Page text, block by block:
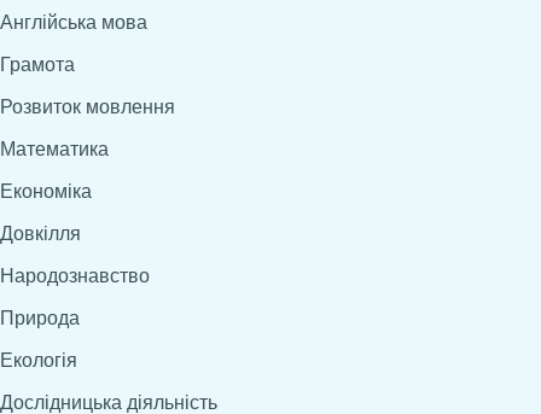
Англійська мова
Грамота
Розвиток мовлення
Математика
Економіка
Довкілля
Народознавство
Природа
Екологія
Дослідницька діяльність